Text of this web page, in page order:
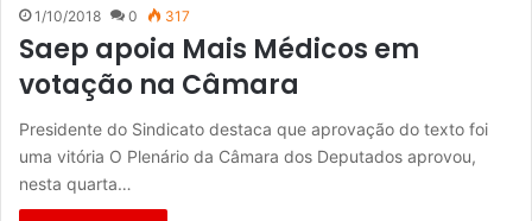
1/10/2018 0 317
Saep apoia Mais Médicos em
votação na Câmara
Presidente do Sindicato destaca que aprovação do texto foi
uma vitória O Plenário da Câmara dos Deputados aprovou,
nesta quarta…